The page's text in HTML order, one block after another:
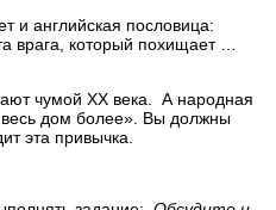
и английская пословица:
врага, который похищает …
чумой XX века. А народная
весь дом более». Вы должны
эта привычка.